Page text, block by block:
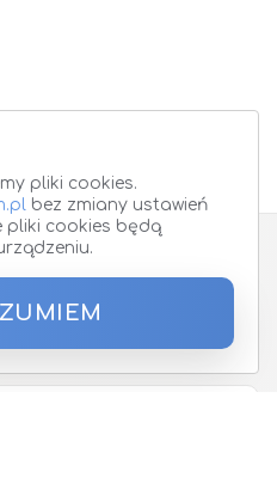
Newslettera
adres email
pliki cookies.
bez zmiany ustawień
pliki cookies będą